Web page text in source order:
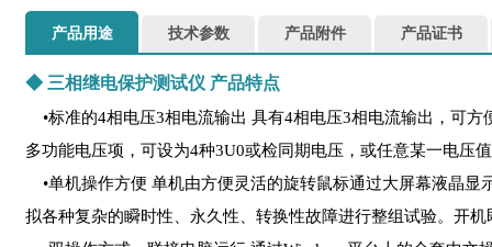
产品用途 技术参数 产品附件 产品证书
◆ 三相继电保护测试仪 产品特点
•标准的4相电压3相电流输出 具有4相电压3相电流输出，可
多功能电压项，可设为4种3U0或检同期电压，或任意某一电压
•单机操作方便 单机由方便灵活的旋转鼠标通过大屏幕液晶显
拟各种复杂的瞬时性、永久性、转换性故障进行整组试验。开